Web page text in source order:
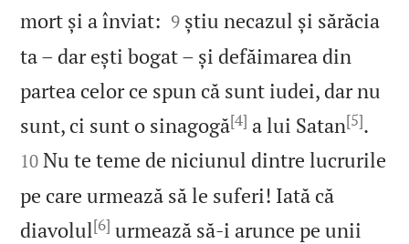
mort și a înviat: 

9 știu necazul și sărăcia
ta – dar ești bogat – și defăimarea din
partea celor ce spun că sunt iudei, dar nu
sunt, ci sunt o sinagogă[4] a lui Satan[5].
10 Nu te teme de niciunul dintre lucrurile
pe care urmează să le suferi! Iată că
diavolul[6] urmează să‑i arunce pe unii